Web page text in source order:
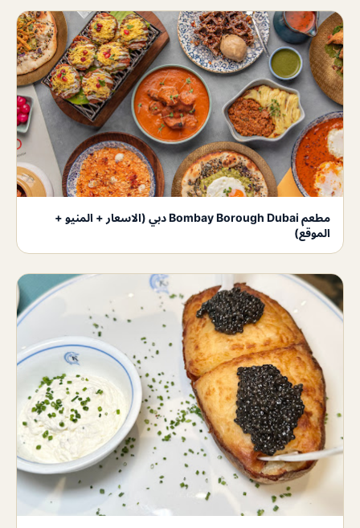
مطعم Bombay Borough Dubai دبي (الاسعار + المنيو +
الموقع)